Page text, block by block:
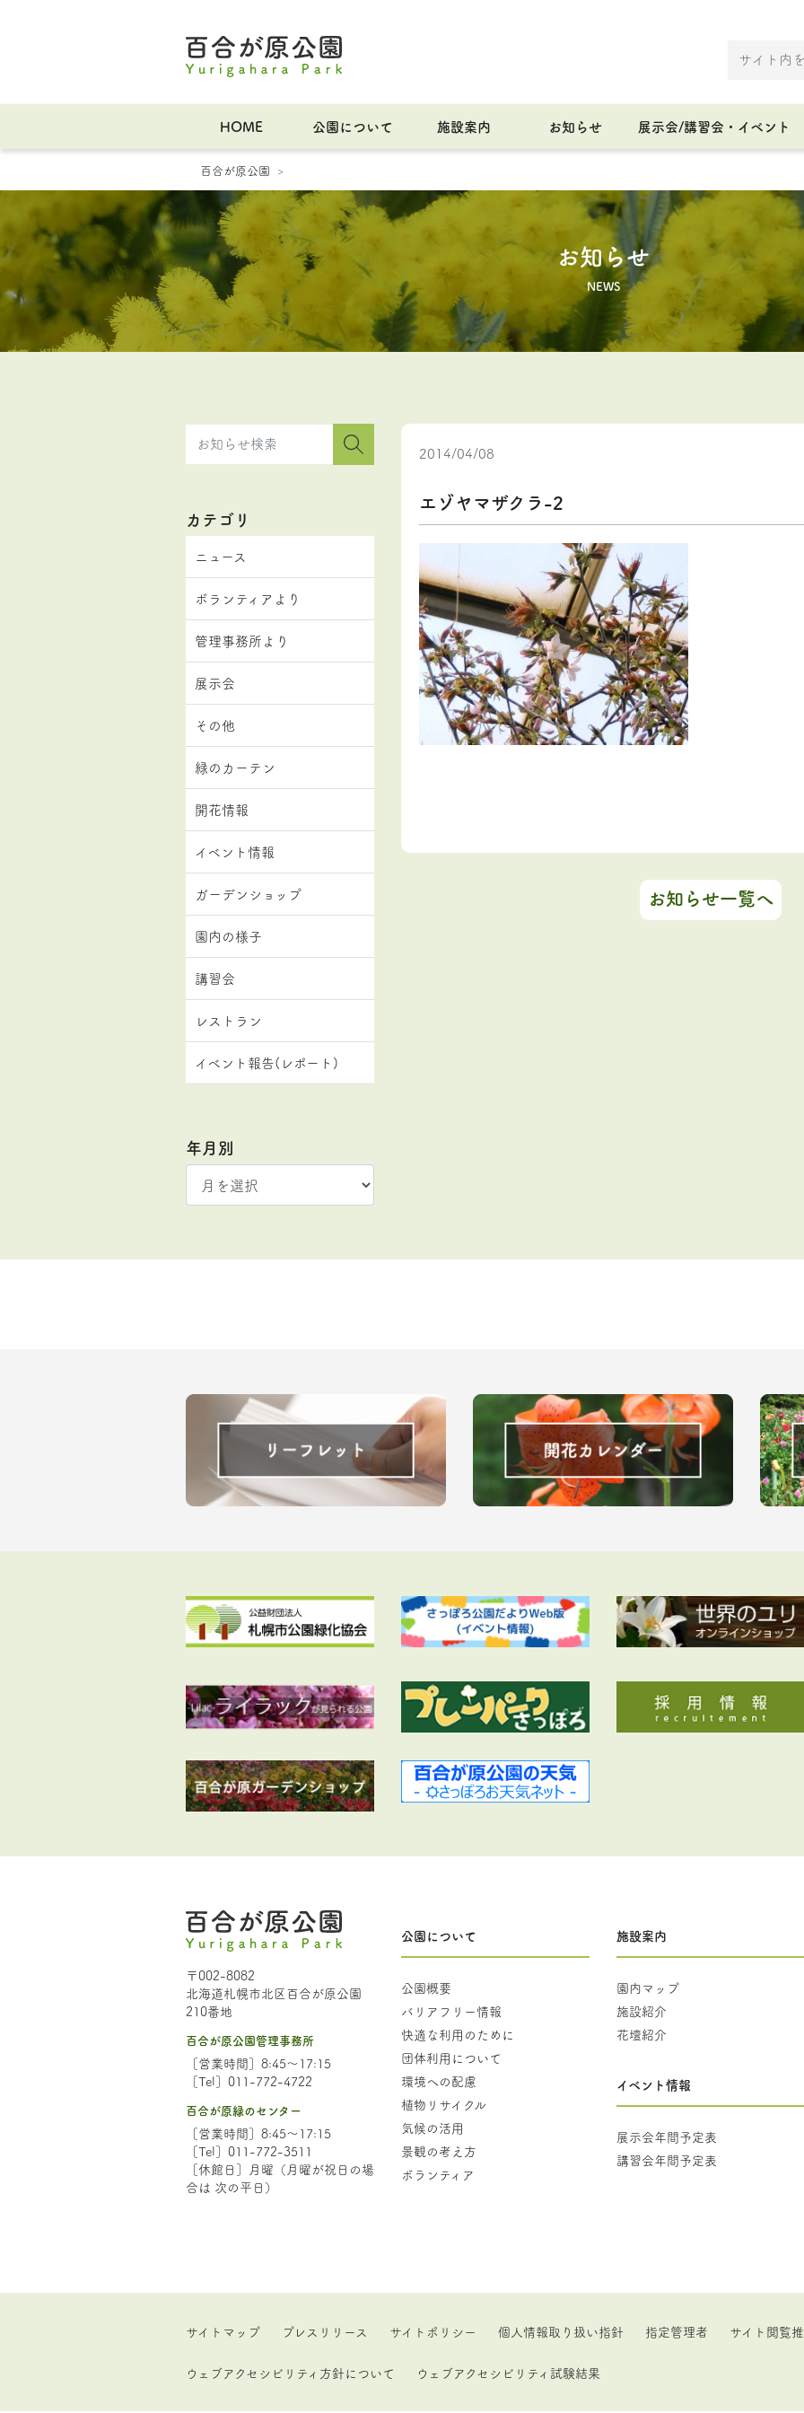
HOME 公園について 施設案内 お知らせ 展示会/講習会・イベント
百合が原公園
お知らせ
NEWS
2014/04/08
エゾヤマザクラ-2
お知らせ一覧へ
カテゴリ
ニュース
ボランティアより
管理事務所より
展示会
その他
緑のカーテン
開花情報
イベント情報
ガーデンショップ
園内の様子
講習会
レストラン
イベント報告(レポート)
年月別
〒002-8082
北海道札幌市北区百合が原公園
210番地
百合が原公園管理事務所
［営業時間］8:45～17:15
［Tel］011-772-4722
百合が原緑のセンター
［営業時間］8:45～17:15
［Tel］011-772-3511
［休館日］月曜（月曜が祝日の場
合は 次の平日）
公園について
公園概要
バリアフリー情報
快適な利用のために
団体利用について
環境への配慮
植物リサイクル
気候の活用
景観の考え方
ボランティア
施設案内
園内マップ
施設紹介
花壇紹介
イベント情報
展示会年間予定表
講習会年間予定表
サイトマップ プレスリリース サイトポリシー 個人情報取り扱い指針 指定管理者 サイト閲覧
ウェブアクセシビリティ方針について ウェブアクセシビリティ試験結果